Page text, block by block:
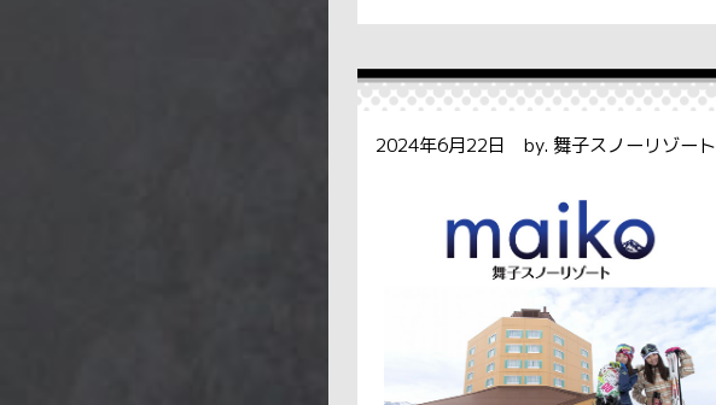
2024年6月22日 by. 舞子スノーリゾート